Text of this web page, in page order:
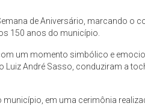
de Aniversário, marcando o
150 anos do município.
um momento simbólico e
Luiz André Sasso, conduziram a
em uma cerimônia